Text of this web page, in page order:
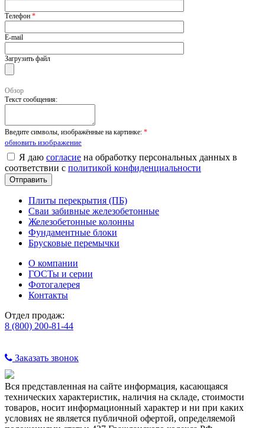
Телефон *
E-mail
Загрузить файл
Обзор
Текст сообщения:
Введите символы, изображённые на картинке: *
обновить изображение
Я даю согласие на обработку персональных данных в
соответствии с политикой конфиденциальности
Плиты перекрытия (ПБ)
Сваи забивные железобетонные
Железобетонные колонны
Фундаментные блоки
Брусковые перемычки
О компании
ГОСТы и серии
Фотогалерея
Контакты
Отдел продаж:
8 (800) 200-81-44
Заказать звонок
Вся представленная на сайте информация, касающаяся
технических характеристик, наличия на складе, стоимости
товаров, носит информационный характер и ни при каких
условиях не является публичной офертой, определяемой